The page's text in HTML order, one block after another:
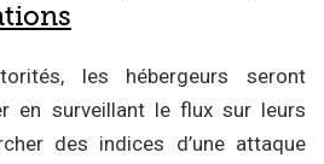
les hébergeurs seront
en surveillant le flux sur leurs
des indices d’une attaque